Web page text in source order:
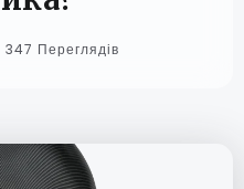
347 Переглядів